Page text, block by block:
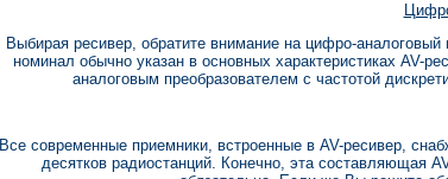
Выбирая ресивер, обратите внимание на цифро-
номинал обычно указан в основных характеристиках
аналоговым преобразователем с частотой
Все современные приемники, встроенные в AV-ресивер,
десятков радиостанций. Конечно, эта составляющая